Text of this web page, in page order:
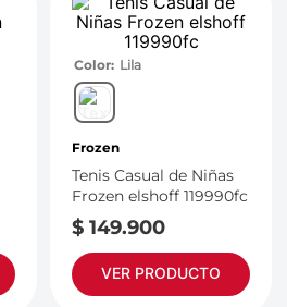
Color Lila
Frozen
Tenis Casual de Niñas
Frozen elshoff 119990fc
$ 149.900
VER PRODUCTO